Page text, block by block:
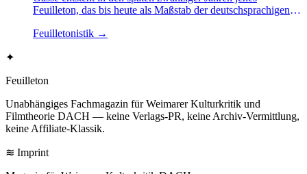
Feuilleton, das bis heute als Maßstab der deutschsprachigen
Redaktionsverhältnisse, der publizistischen Linie und der
Feuilletonistik →
✦
Feuilleton
Unabhängiges Fachmagazin für Weimarer Kulturkritik und
Filmtheorie DACH — keine Verlags-PR, keine Archiv-Vermittlung,
keine Affiliate-Klassik.
≋ Imprint